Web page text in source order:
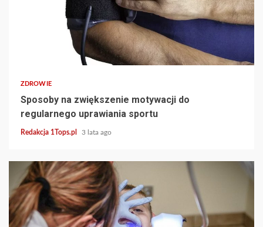
ZDROWIE
Sposoby na zwiększenie motywacji do
regularnego uprawiania sportu
Redakcja 1Tops.pl 3 lata ago